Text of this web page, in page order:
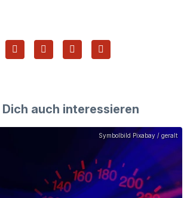
auch interessieren
Symbolbild Pixabay / geralt